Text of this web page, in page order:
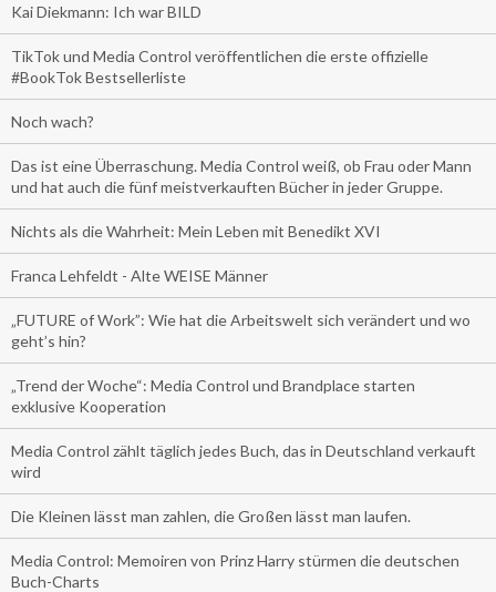
Kai Diekmann: Ich war BILD
TikTok und Media Control veröffentlichen die erste offizielle
#BookTok Bestsellerliste
Noch wach?
Das ist eine Überraschung. Media Control weiß, ob Frau oder Mann
und hat auch die fünf meistverkauften Bücher in jeder Gruppe.
Nichts als die Wahrheit: Mein Leben mit Benedikt XVI
Franca Lehfeldt - Alte WEISE Männer
„FUTURE of Work”: Wie hat die Arbeitswelt sich verändert und wo
geht’s hin?
„Trend der Woche“: Media Control und Brandplace starten
exklusive Kooperation
Media Control zählt täglich jedes Buch, das in Deutschland verkauft
wird
Die Kleinen lässt man zahlen, die Großen lässt man laufen.
Media Control: Memoiren von Prinz Harry stürmen die deutschen
Buch-Charts